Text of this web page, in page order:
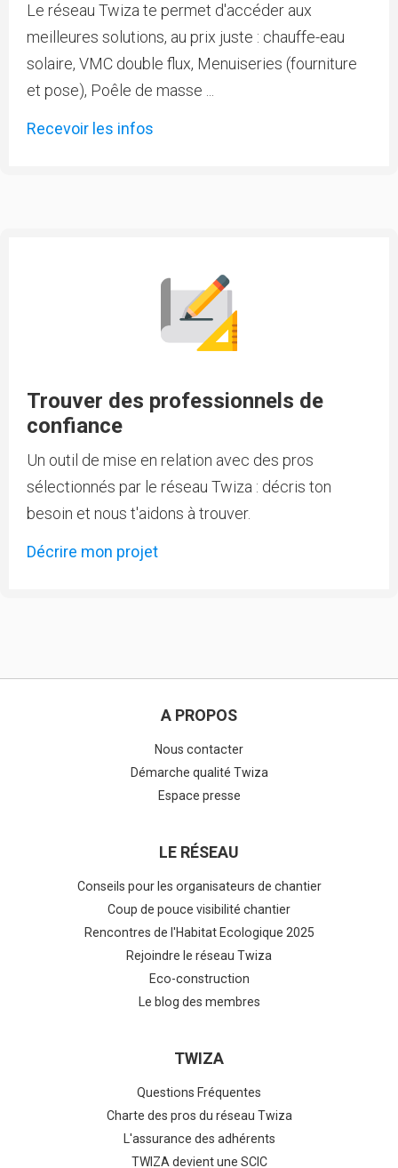
Le réseau Twiza te permet d'accéder aux
meilleures solutions, au prix juste : chauffe-eau
solaire, VMC double flux, Menuiseries (fourniture
et pose), Poêle de masse ...
Recevoir les infos
Trouver des professionnels de
confiance
Un outil de mise en relation avec des pros
sélectionnés par le réseau Twiza : décris ton
besoin et nous t'aidons à trouver.
Décrire mon projet
A PROPOS
Nous contacter
Démarche qualité Twiza
Espace presse
LE RÉSEAU
Conseils pour les organisateurs de chantier
Coup de pouce visibilité chantier
Rencontres de l'Habitat Ecologique 2025
Rejoindre le réseau Twiza
Eco-construction
Le blog des membres
TWIZA
Questions Fréquentes
Charte des pros du réseau Twiza
L'assurance des adhérents
TWIZA devient une SCIC